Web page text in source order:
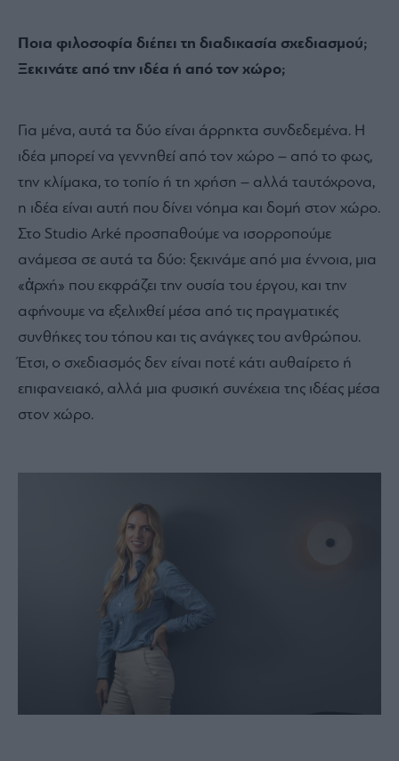
Ποια φιλοσοφία διέπει τη διαδικασία σχεδιασμού;
Ξεκινάτε από την ιδέα ή από τον χώρο;
Για μένα, αυτά τα δύο είναι άρρηκτα συνδεδεμένα. Η
ιδέα μπορεί να γεννηθεί από τον χώρο – από το φως,
την κλίμακα, το τοπίο ή τη χρήση – αλλά ταυτόχρονα,
η ιδέα είναι αυτή που δίνει νόημα και δομή στον χώρο.
Στο Studio Arké προσπαθούμε να ισορροπούμε
ανάμεσα σε αυτά τα δύο: ξεκινάμε από μια έννοια, μια
«ἀρχή» που εκφράζει την ουσία του έργου, και την
αφήνουμε να εξελιχθεί μέσα από τις πραγματικές
συνθήκες του τόπου και τις ανάγκες του ανθρώπου.
Έτσι, ο σχεδιασμός δεν είναι ποτέ κάτι αυθαίρετο ή
επιφανειακό, αλλά μια φυσική συνέχεια της ιδέας μέσα
στον χώρο.